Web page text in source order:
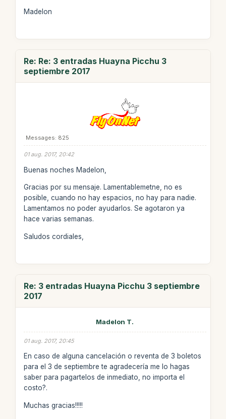
Madelon
Re: Re: 3 entradas Huayna Picchu 3
septiembre 2017
Messages: 825
01 aug. 2017, 20:42
Buenas noches Madelon,
Gracias por su mensaje. Lamentablemetne, no es
posible, cuando no hay espacios, no hay para nadie.
Lamentamos no poder ayudarlos. Se agotaron ya
hace varias semanas.
Saludos cordiales,
Re: 3 entradas Huayna Picchu 3 septiembre
2017
Madelon T.
01 aug. 2017, 20:45
En caso de alguna cancelación o reventa de 3 boletos
para el 3 de septiembre te agradecería me lo hagas
saber para pagartelos de inmediato, no importa el
costo?.
Muchas gracias!!!!!